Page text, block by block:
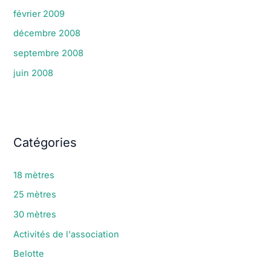
février 2009
décembre 2008
septembre 2008
juin 2008
Catégories
18 mètres
25 mètres
30 mètres
Activités de l'association
Belotte